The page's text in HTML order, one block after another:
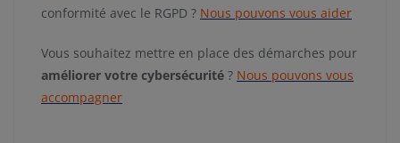
conformité avec le RGPD ? Nous pouvons vous aider
Vous souhaitez mettre en place des démarches pour
améliorer votre cybersécurité ? Nous pouvons vous
accompagner